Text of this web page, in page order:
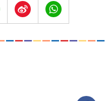
Sina
Weibo
WhatsApp